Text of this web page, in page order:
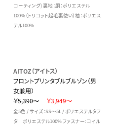
コーティング) 裏地：胴：ポリエステル
100%（トリコット起毛裏使い）袖：ポリエス
テル100%
AITOZ（アイトス）
フロントプリンタブルブルゾン（男
女兼用）
￥5,390～
￥3,949～
全5色 / サイズ：SS～5L / ポリエステルタフ
タ ポリエステル100% ファスナー:コイル